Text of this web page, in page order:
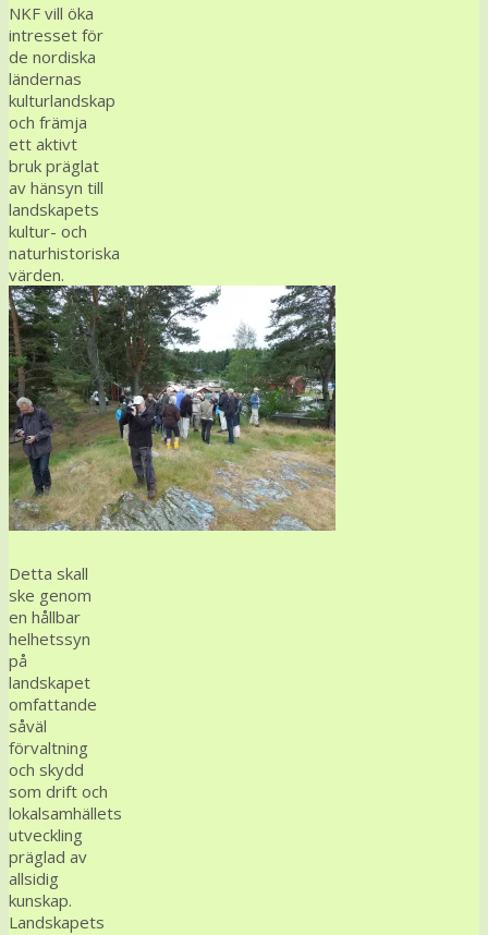
NKF vill öka
intresset för
de nordiska
ländernas
kulturlandskap
och främja
ett aktivt
bruk präglat
av hänsyn till
landskapets
kultur- och
naturhistoriska
värden.
Detta skall
ske genom
en hållbar
helhetssyn
på
landskapet
omfattande
såväl
förvaltning
och skydd
som drift och
lokalsamhällets
utveckling
präglad av
allsidig
kunskap.
Landskapets